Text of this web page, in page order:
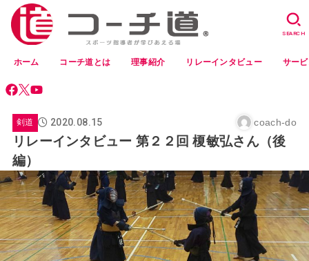
ホーム コーチ道とは 理事紹介 リレーインタビュー サー
SEARCH
剣道 2020.08.15 coach-do
リレーインタビュー 第２２回 榎敏弘さん（後
編）